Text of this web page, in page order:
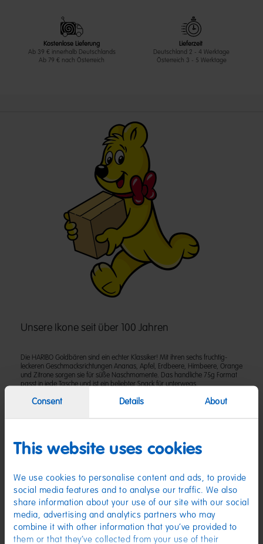
Consent Details About
This website uses cookies
We use cookies to personalise content and ads, to provide
social media features and to analyse our traffic. We also
share information about your use of our site with our social
media, advertising and analytics partners who may
combine it with other information that you’ve provided to
them or that they’ve collected from your use of their
Kostenlose Lieferung
Ab 39 € innerhalb Deutschlands
Ab 79 € nach Österreich
Lieferzeit
Deutschland 2 - 4 Werktage
Österreich 3 - 5 Werktage
Unsere Ikone seit über 100 Jahren
Die HARIBO Goldbären sind ein echter Klassiker! Mit ihren sechs fruchtig-
leckeren Geschmacksrichtungen Ananas, Apfel, Erdbeere, Himbeere, Orange
und Zitrone sorgen sie für süße Naschmomente. Das handliche 75g Format
passt in jede Tasche und ist ein beliebter Snack für unterwegs.
Zutaten
Fruchtsaft aus Fruchtsaftkonzentrat: Apfel, Himbeere, Erdbeere, Orange,
Zitrone, Ananas; Säuerungsmittel: Citronensäure; Sonnenblumenöl;
Orange, Schwarze Johannisbeere, Kiwi, Zitrone, Aronia, Mango, Traube,
Passionsfrucht; Aroma; Holunderbeerextrakt; Überzugsmittel:
Bienenwachs weiß und gelb. Kann Spuren von MILCH, WEIZEN enthalten.
Nährwerte
Nährwerte pro 100 g